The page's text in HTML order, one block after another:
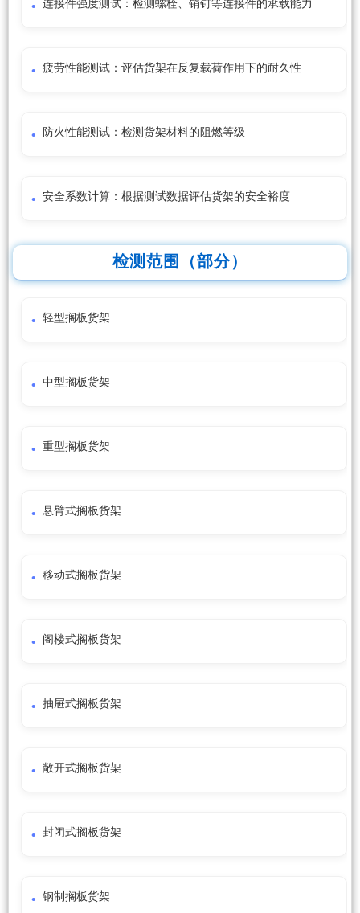
连接件强度测试：检测螺栓、销钉等连接件的承载能力
疲劳性能测试：评估货架在反复载荷作用下的耐久性
防火性能测试：检测货架材料的阻燃等级
安全系数计算：根据测试数据评估货架的安全裕度
检测范围（部分）
轻型搁板货架
中型搁板货架
重型搁板货架
悬臂式搁板货架
移动式搁板货架
阁楼式搁板货架
抽屉式搁板货架
敞开式搁板货架
封闭式搁板货架
钢制搁板货架